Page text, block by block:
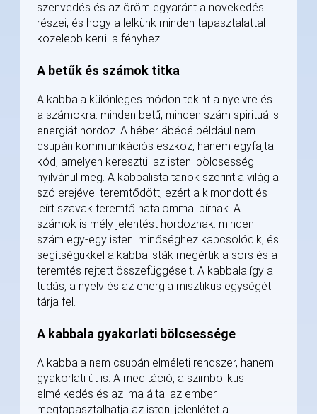
szenvedés és az öröm egyaránt a növekedés
részei, és hogy a lelkünk minden tapasztalattal
közelebb kerül a fényhez.
A betűk és számok titka
A kabbala különleges módon tekint a nyelvre és
a számokra: minden betű, minden szám spirituális
energiát hordoz. A héber ábécé például nem
csupán kommunikációs eszköz, hanem egyfajta
kód, amelyen keresztül az isteni bölcsesség
nyilvánul meg. A kabbalista tanok szerint a világ a
szó erejével teremtődött, ezért a kimondott és
leírt szavak teremtő hatalommal bírnak. A
számok is mély jelentést hordoznak: minden
szám egy-egy isteni minőséghez kapcsolódik, és
segítségükkel a kabbalisták megértik a sors és a
teremtés rejtett összefüggéseit. A kabbala így a
tudás, a nyelv és az energia misztikus egységét
tárja fel.
A kabbala gyakorlati bölcsessége
A kabbala nem csupán elméleti rendszer, hanem
gyakorlati út is. A meditáció, a szimbolikus
elmélkedés és az ima által az ember
megtapasztalhatja az isteni jelenlétet a